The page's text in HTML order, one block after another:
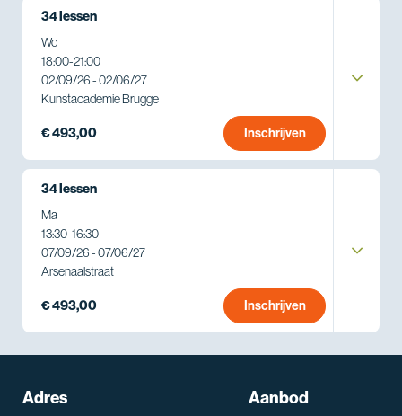
34 lessen
Wo
18:00-21:00
02/09/26 - 02/06/27
Kunstacademie Brugge
€ 493,00 Inschrijven
34 lessen
Ma
13:30-16:30
07/09/26 - 07/06/27
Arsenaalstraat
€ 493,00 Inschrijven
Adres Aanbod